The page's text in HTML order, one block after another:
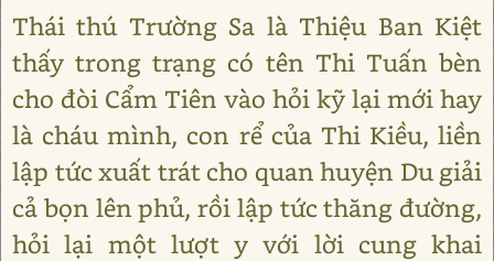
Thái thú Trường Sa là Thiệu Ban Kiệt
thấy trong trạng có tên Thi Tuấn bèn
cho đòi Cẩm Tiên vào hỏi kỹ lại mới hay
là cháu mình, con rể của Thi Kiều, liền
lập tức xuất trát cho quan huyện Du giải
cả bọn lên phủ, rồi lập tức thăng đường,
hỏi lại một lượt y với lời cung khai